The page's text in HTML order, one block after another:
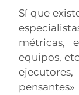
Sí que
métricas,
equipos,